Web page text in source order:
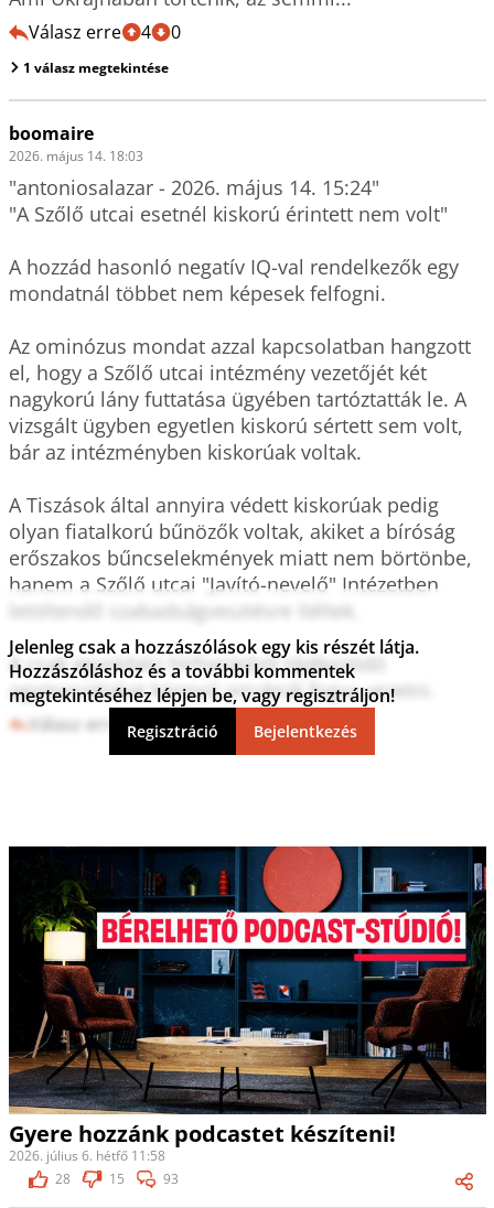
Válasz erre 4 0
1 válasz megtekintése
boomaire
2026. május 14. 18:03
"antoniosalazar - 2026. május 14. 15:24"
"A Szőlő utcai esetnél kiskorú érintett nem volt"
A hozzád hasonló negatív IQ-val rendelkezők egy
mondatnál többet nem képesek felfogni.
Az ominózus mondat azzal kapcsolatban hangzott
el, hogy a Szőlő utcai intézmény vezetőjét két
nagykorú lány futtatása ügyében tartóztatták le. A
vizsgált ügyben egyetlen kiskorú sértett sem volt,
bár az intézményben kiskorúak voltak.
A Tiszások által annyira védett kiskorúak pedig
olyan fiatalkorú bűnözők voltak, akiket a bíróság
erőszakos bűncselekmények miatt nem börtönbe,
hanem a Szőlő utcai "Javító-nevelő" Intézetben
letöltendő szabadságvesztésre ítéltek.
A csak egyoldalú hírforrásból tájékozódó
agymosottakat könnyű orruknál fogva vezetni.
Válasz erre 1 0
Jelenleg csak a hozzászólások egy kis részét látja.
Hozzászóláshoz és a további kommentek
megtekintéséhez lépjen be, vagy regisztráljon!
Regisztráció Bejelentkezés
Gyere hozzánk podcastet készíteni!
2026. július 6. hétfő 11:58
28
15 93